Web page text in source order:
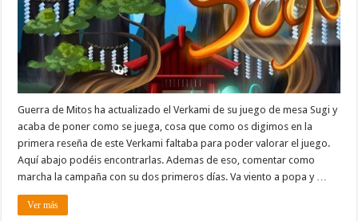
Guerra de Mitos ha actualizado el Verkami de su juego de mesa Sugi y
acaba de poner como se juega, cosa que como os digimos en la
primera reseña de este Verkami faltaba para poder valorar el juego.
Aquí abajo podéis encontrarlas. Ademas de eso, comentar como
marcha la campaña con su dos primeros días. Va viento a popa y …
Ver más